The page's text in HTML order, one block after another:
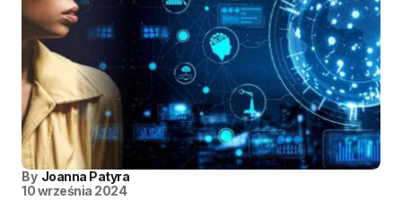
By Joanna Patyra
10 września 2024